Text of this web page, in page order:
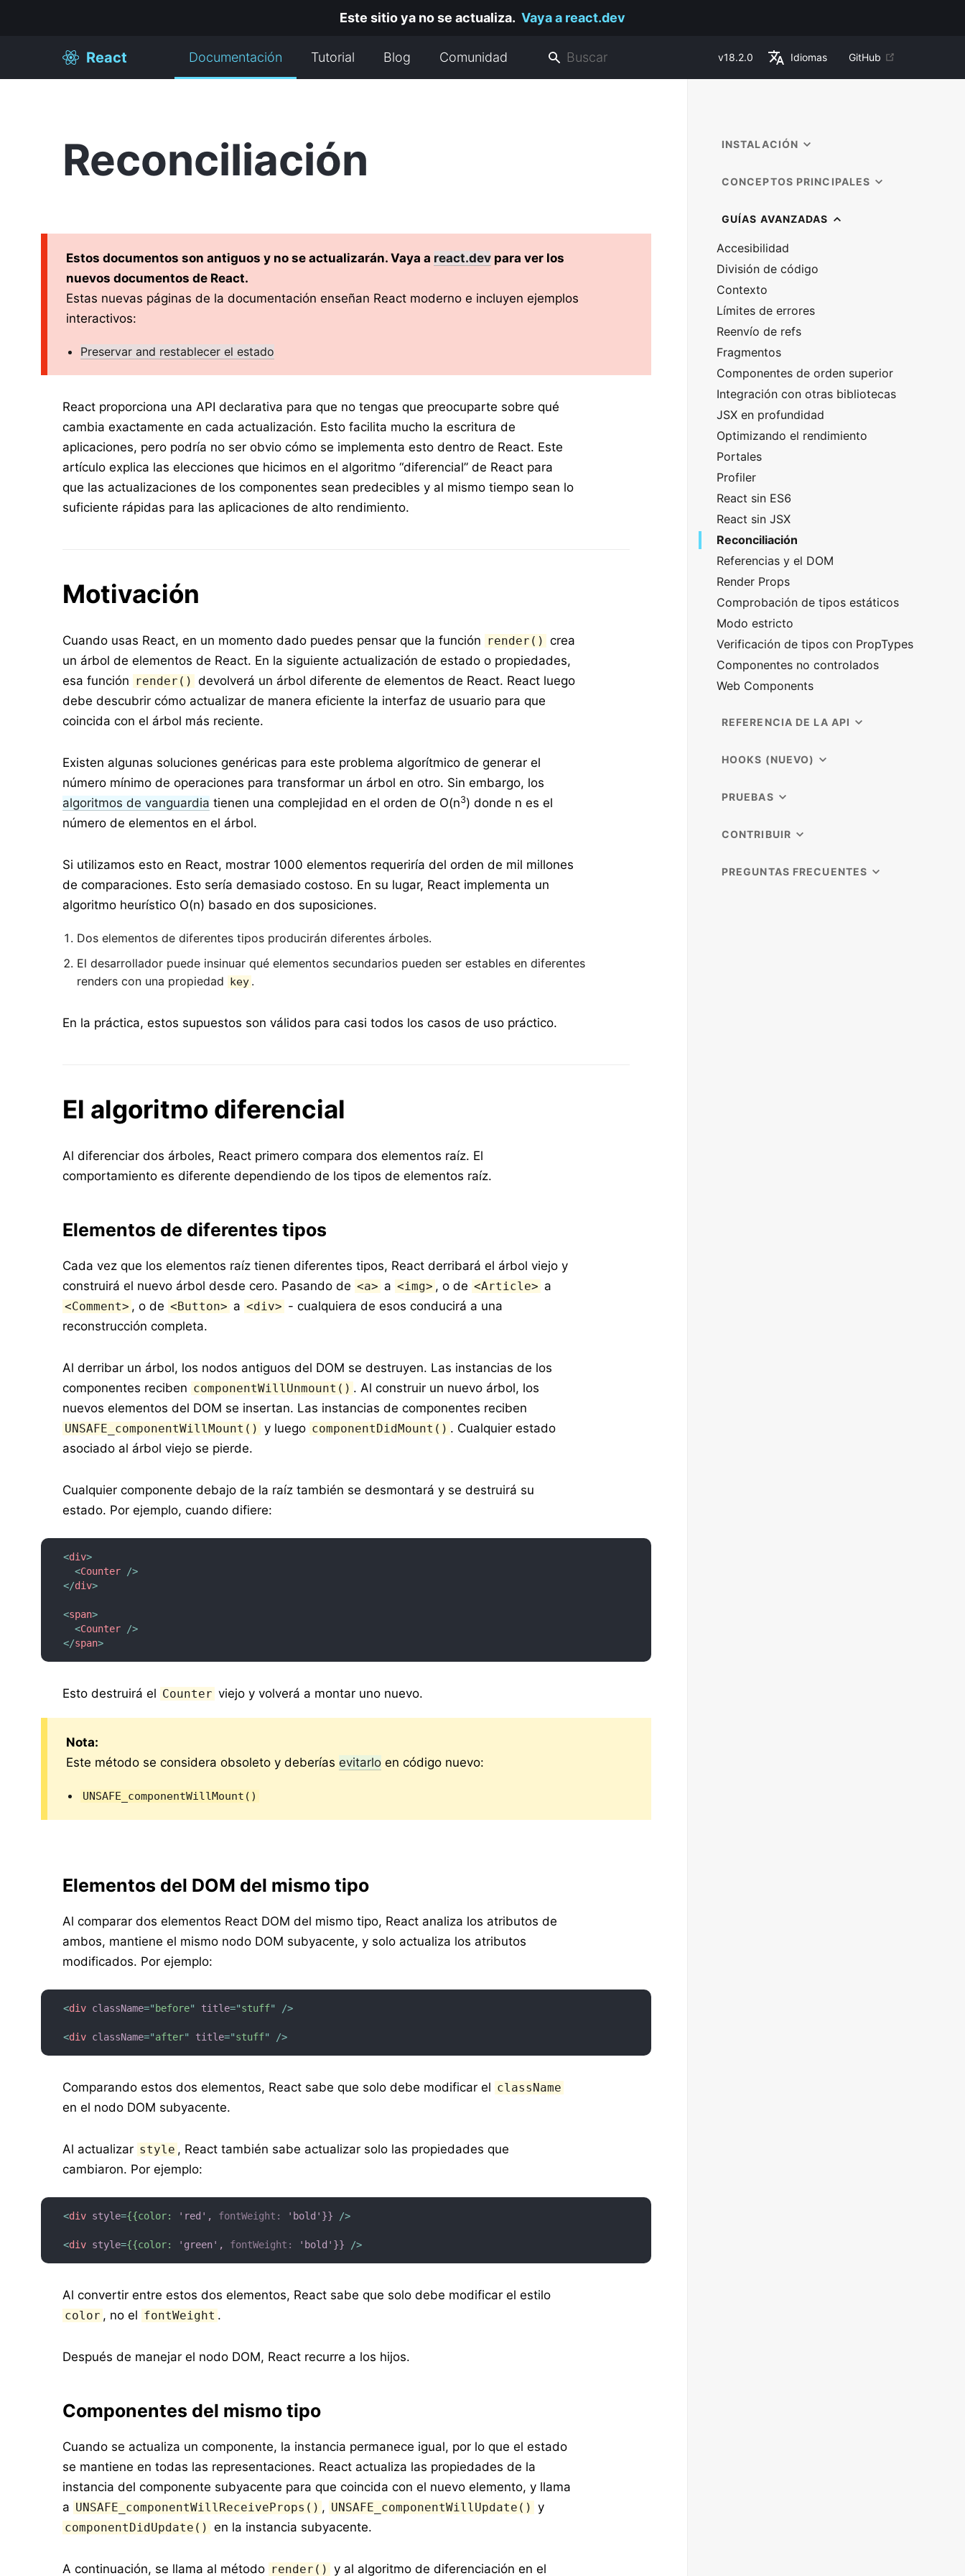
Este sitio ya no se actualiza. Vaya a react.dev
React Documentación Tutorial Blog Comunidad v18.2.0 Idiomas GitHub
Reconciliación
Estos documentos son antiguos y no se actualizarán. Vaya a react.dev para ver los
nuevos documentos de React.
Estas nuevas páginas de la documentación enseñan React moderno e incluyen ejemplos
interactivos:
Preservar and restablecer el estado
React proporciona una API declarativa para que no tengas que preocuparte sobre qué
cambia exactamente en cada actualización. Esto facilita mucho la escritura de
aplicaciones, pero podría no ser obvio cómo se implementa esto dentro de React. Este
artículo explica las elecciones que hicimos en el algoritmo “diferencial” de React para
que las actualizaciones de los componentes sean predecibles y al mismo tiempo sean lo
suficiente rápidas para las aplicaciones de alto rendimiento.
Motivación
Cuando usas React, en un momento dado puedes pensar que la función render() crea
un árbol de elementos de React. En la siguiente actualización de estado o propiedades,
esa función render() devolverá un árbol diferente de elementos de React. React luego
debe descubrir cómo actualizar de manera eficiente la interfaz de usuario para que
coincida con el árbol más reciente.
Existen algunas soluciones genéricas para este problema algorítmico de generar el
número mínimo de operaciones para transformar un árbol en otro. Sin embargo, los
algoritmos de vanguardia tienen una complejidad en el orden de O(n3) donde n es el
número de elementos en el árbol.
Si utilizamos esto en React, mostrar 1000 elementos requeriría del orden de mil millones
de comparaciones. Esto sería demasiado costoso. En su lugar, React implementa un
algoritmo heurístico O(n) basado en dos suposiciones.
Dos elementos de diferentes tipos producirán diferentes árboles.
El desarrollador puede insinuar qué elementos secundarios pueden ser estables en diferentes
renders con una propiedad key .
En la práctica, estos supuestos son válidos para casi todos los casos de uso práctico.
El algoritmo diferencial
Al diferenciar dos árboles, React primero compara dos elementos raíz. El
comportamiento es diferente dependiendo de los tipos de elementos raíz.
Elementos de diferentes tipos
Cada vez que los elementos raíz tienen diferentes tipos, React derribará el árbol viejo y
construirá el nuevo árbol desde cero. Pasando de <a> a <img> , o de <Article> a
<Comment> , o de <Button> a <div> - cualquiera de esos conducirá a una
reconstrucción completa.
Al derribar un árbol, los nodos antiguos del DOM se destruyen. Las instancias de los
componentes reciben componentWillUnmount() . Al construir un nuevo árbol, los
nuevos elementos del DOM se insertan. Las instancias de componentes reciben
UNSAFE_componentWillMount() y luego componentDidMount() . Cualquier estado
asociado al árbol viejo se pierde.
Cualquier componente debajo de la raíz también se desmontará y se destruirá su
estado. Por ejemplo, cuando difiere:
<div>
<Counter
/>
</div>
<span>
<Counter
/>
</span>
Esto destruirá el Counter viejo y volverá a montar uno nuevo.
Nota:
Este método se considera obsoleto y deberías evitarlo en código nuevo:
UNSAFE_componentWillMount()
Elementos del DOM del mismo tipo
Al comparar dos elementos React DOM del mismo tipo, React analiza los atributos de
ambos, mantiene el mismo nodo DOM subyacente, y solo actualiza los atributos
modificados. Por ejemplo:
<div className=" before" title="stuff" />
<div className="after" title="stuff" />
Comparando estos dos elementos, React sabe que solo debe modificar el className
en el nodo DOM subyacente.
Al actualizar style , React también sabe actualizar solo las propiedades que
cambiaron. Por ejemplo:
<div style={{color: 'red', fontWeight: 'bold'}} />
<div style={{color: 'green', fontWeight: 'bold'}} />
Al convertir entre estos dos elementos, React sabe que solo debe modificar el estilo
color , no el fontWeight .
Después de manejar el nodo DOM, React recurre a los hijos.
Componentes del mismo tipo
Cuando se actualiza un componente, la instancia permanece igual, por lo que el estado
se mantiene en todas las representaciones. React actualiza las propiedades de la
instancia del componente subyacente para que coincida con el nuevo elemento, y llama
a UNSAFE_componentWillReceiveProps() , UNSAFE_componentWillUpdate() y
componentDidUpdate() en la instancia subyacente.
A continuación, se llama al método render() y al algoritmo de diferenciación en el
INSTALACIÓN
CONCEPTOS PRINCIPALES
GUÍAS AVANZADAS
Accesibilidad
División de código
Contexto
Límites de errores
Reenvío de refs
Fragmentos
Componentes de orden superior
Integración con otras bibliotecas
JSX en profundidad
Optimizando el rendimiento
Portales
Profiler
React sin ES6
React sin JSX
Reconciliación
Referencias y el DOM
Render Props
Comprobación de tipos estáticos
Modo estricto
Verificación de tipos con PropTypes
Componentes no controlados
Web Components
REFERENCIA DE LA API
HOOKS (NUEVO)
PRUEBAS
CONTRIBUIR
PREGUNTAS FRECUENTES